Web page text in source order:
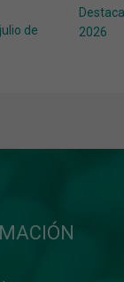
de
2026